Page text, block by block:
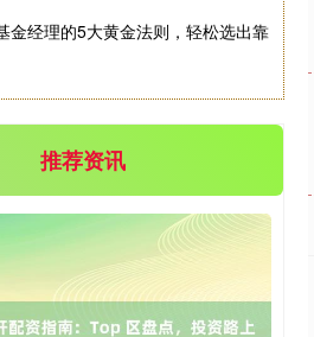
+25.97
金经理的5大黄金法则，轻松选出靠
推荐资讯